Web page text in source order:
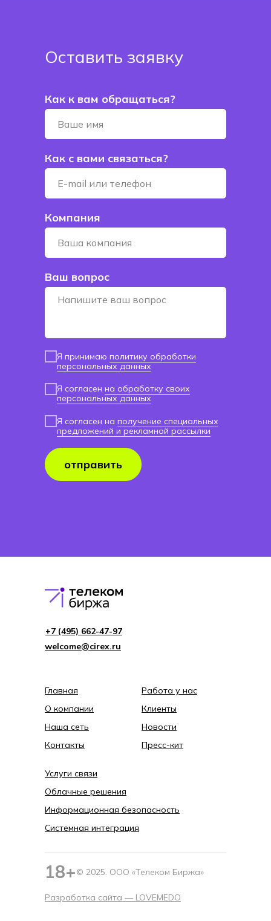
Оставить заявку
Как к вам обращаться?
Как с вами связаться?
Компания
Ваш вопрос
Я принимаю политику обработки
персональных данных
Я согласен на обработку своих
персональных данных
Я согласен на получение специальных
предложений и рекламной рассылки
отправить
Главная
О компании
Наша сеть
Контакты
Работа у нас
Клиенты
Новости
Пресс-кит
welcome@cirex.ru
+7 (495) 662-4 7-97
18+© 2025. ООО «Телеком Биржа»
Разработка сайта — LOVEMEDO
Услуги связи
Облачные решения
Информационная безопасность
Системная интеграция